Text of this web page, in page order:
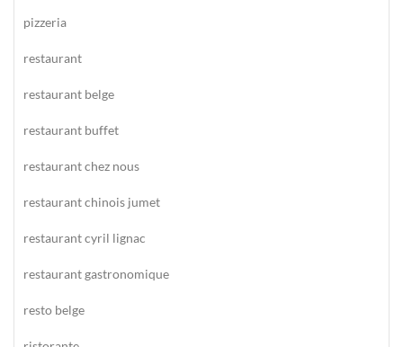
pizzeria
restaurant
restaurant belge
restaurant buffet
restaurant chez nous
restaurant chinois jumet
restaurant cyril lignac
restaurant gastronomique
resto belge